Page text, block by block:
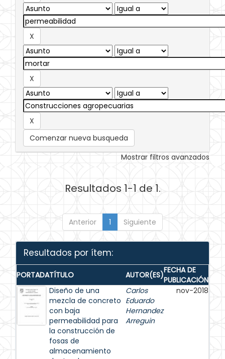
Comenzar nueva busqueda
Mostrar filtros avanzados
Resultados 1-1 de 1.
Anterior 1 Siguiente
Resultados por ítem:
PORTADATÍTULO AUTOR(ES)FECHA DE
PUBLICACIÓN
Diseño de una
mezcla de concreto
con baja
permeabilidad para
la construcción de
fosas de
almacenamiento
Carlos
Eduardo
Hernandez
Arreguin
nov-2018